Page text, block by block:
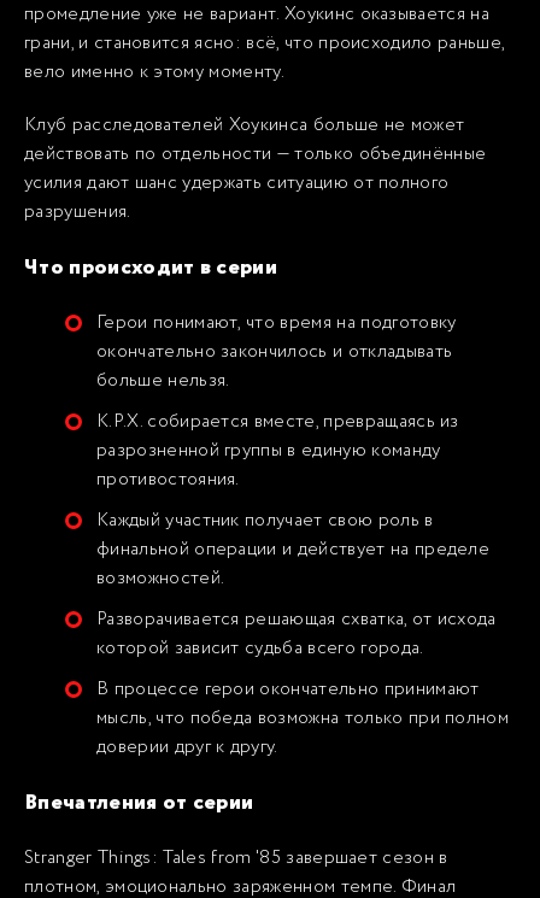
промедление уже не вариант. Хоукинс оказывается на
грани, и становится ясно: всё, что происходило раньше,
вело именно к этому моменту.
Клуб расследователей Хоукинса больше не может
действовать по отдельности — только объединённые
усилия дают шанс удержать ситуацию от полного
разрушения.
Что происходит в серии
Герои понимают, что время на подготовку
окончательно закончилось и откладывать
больше нельзя.
К.Р.Х. собирается вместе, превращаясь из
разрозненной группы в единую команду
противостояния.
Каждый участник получает свою роль в
финальной операции и действует на пределе
возможностей.
Разворачивается решающая схватка, от исхода
которой зависит судьба всего города.
В процессе герои окончательно принимают
мысль, что победа возможна только при полном
доверии друг к другу.
Впечатления от серии
Stranger Things: Tales from '85 завершает сезон в
плотном, эмоционально заряженном темпе. Финал